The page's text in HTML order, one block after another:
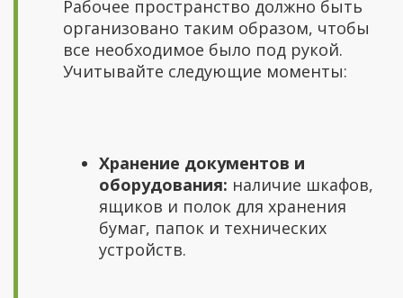
Рабочее пространство должно быть
организовано таким образом, чтобы
все необходимое было под рукой.
Учитывайте следующие моменты:
Хранение документов и
оборудования: наличие шкафов,
ящиков и полок для хранения
бумаг, папок и технических
устройств.